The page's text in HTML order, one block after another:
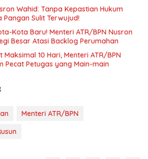
Wahid: Tanpa Kepastian Hukum
Sulit Terwujud!
ATR/BPN Nusron
Besar Atasi Backlog Perumahan
10 Hari, Menteri ATR/BPN
Pecat Petugas yang Main-main
Menteri ATR/BPN